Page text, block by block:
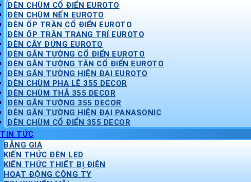
ĐÈN CHÙM CỔ ĐIỂN EUROTO
ĐÈN CHÙM NẾN EUROTO
ĐÈN ỐP TRẦN CỔ ĐIỂN EUROTO
ĐÈN ỐP TRẦN TRANG TRÍ EUROTO
ĐÈN CÂY ĐỨNG EUROTO
ĐÈN GẮN TƯỜNG CỔ ĐIỂN EUROTO
ĐÈN GẮN TƯỜNG TÂN CỔ ĐIỂN EUROTO
ĐÈN GẮN TƯỜNG HIỆN ĐẠI EUROTO
ĐÈN CHÙM PHA LÊ 355 DECOR
ĐÈN CHÙM THẢ 355 DECOR
ĐÈN GẮN TƯỜNG 355 DECOR
ĐÈN GẮN TƯỜNG HIỆN ĐẠI PANASONIC
ĐÈN CHÙM CỔ ĐIỂN 355 DECOR
TIN TỨC
BẢNG GIÁ
KIẾN THỨC ĐÈN LED
KIẾN THỨC THIẾT BỊ ĐIỆN
HOẠT ĐỘNG CÔNG TY